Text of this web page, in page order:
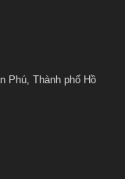
Phú, Thành phố Hồ